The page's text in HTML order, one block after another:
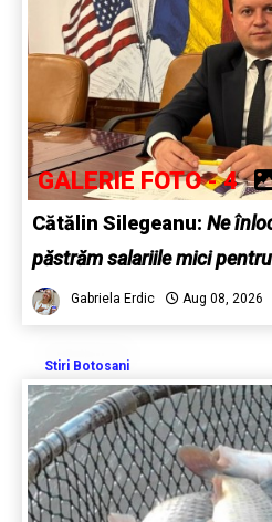
GALERIE FOTO - 4
Cătălin Silegeanu: Ne
păstrăm salariile mici
Gabriela Erdic Aug 08, 2026
Stiri Botosani